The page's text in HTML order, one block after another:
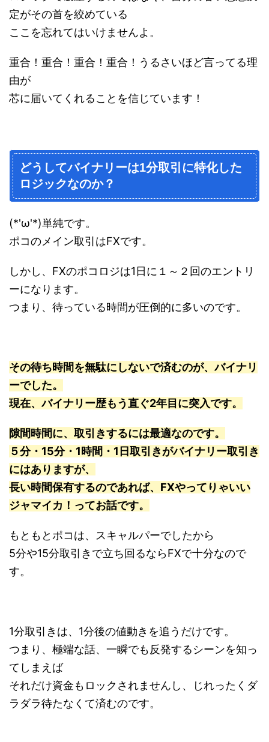
定がその首を絞めている
ここを忘れてはいけませんよ。
重合！重合！重合！重合！うるさいほど言ってる理
由が
芯に届いてくれることを信じています！
どうしてバイナリーは1分取引に特化した
ロジックなのか？
(*'ω'*)単純です。
ポコのメイン取引はFXです。
しかし、FXのポコロジは1日に１～２回のエントリ
ーになります。
つまり、待っている時間が圧倒的に多いのです。
その待ち時間を無駄にしないで済むのが、バイナリ
ーでした。
現在、バイナリー歴もう直ぐ2年目に突入です。
隙間時間に、取引きするには最適なのです。
５分・15分・1時間・1日取引きがバイナリー取引き
にはありますが、
長い時間保有するのであれば、FXやってりゃいい
ジャマイカ！ってお話です。
もともとポコは、スキャルパーでしたから
5分や15分取引きで立ち回るならFXで十分なので
す。
1分取引きは、1分後の値動きを追うだけです。
つまり、極端な話、一瞬でも反発するシーンを知っ
てしまえば
それだけ資金もロックされませんし、じれったくダ
ラダラ待たなくて済むのです。